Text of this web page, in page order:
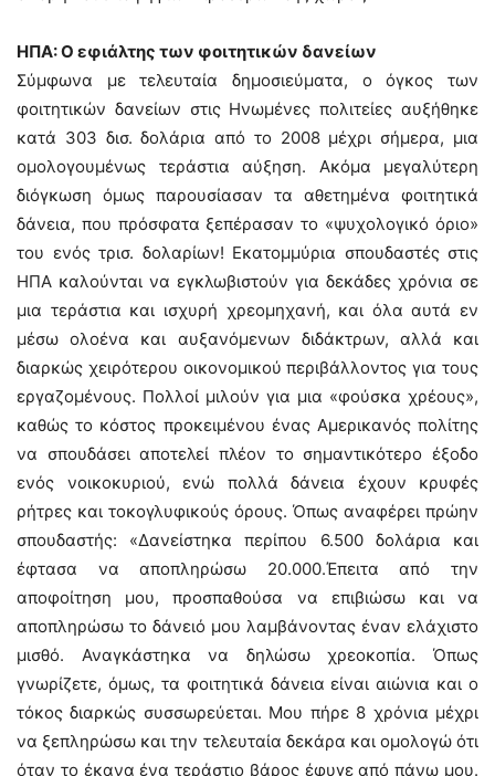
ΗΠΑ: Ο εφιάλτης των φοιτητικών δανείων
Σύμφωνα με τελευταία δημοσιεύματα, ο όγκος των
φοιτητικών δανείων στις Ηνωμένες πολιτείες αυξήθηκε
κατά 303 δισ. δολάρια από το 2008 μέχρι σήμερα, μια
ομολογουμένως τεράστια αύξηση. Ακόμα μεγαλύτερη
διόγκωση όμως παρουσίασαν τα αθετημένα φοιτητικά
δάνεια, που πρόσφατα ξεπέρασαν το «ψυχολογικό όριο»
του ενός τρισ. δολαρίων! Εκατομμύρια σπουδαστές στις
ΗΠΑ καλούνται να εγκλωβιστούν για δεκάδες χρόνια σε
μια τεράστια και ισχυρή χρεομηχανή, και όλα αυτά εν
μέσω ολοένα και αυξανόμενων διδάκτρων, αλλά και
διαρκώς χειρότερου οικονομικού περιβάλλοντος για τους
εργαζομένους. Πολλοί μιλούν για μια «φούσκα χρέους»,
καθώς το κόστος προκειμένου ένας Αμερικανός πολίτης
να σπουδάσει αποτελεί πλέον το σημαντικότερο έξοδο
ενός νοικοκυριού, ενώ πολλά δάνεια έχουν κρυφές
ρήτρες και τοκογλυφικούς όρους. Όπως αναφέρει πρώην
σπουδαστής: «Δανείστηκα περίπου 6.500 δολάρια και
έφτασα να αποπληρώσω 20.000.Έπειτα από την
αποφοίτηση μου, προσπαθούσα να επιβιώσω και να
αποπληρώσω το δάνειό μου λαμβάνοντας έναν ελάχιστο
μισθό. Αναγκάστηκα να δηλώσω χρεοκοπία. Όπως
γνωρίζετε, όμως, τα φοιτητικά δάνεια είναι αιώνια και ο
τόκος διαρκώς συσσωρεύεται. Μου πήρε 8 χρόνια μέχρι
να ξεπληρώσω και την τελευταία δεκάρα και ομολογώ ότι
όταν το έκανα ένα τεράστιο βάρος έφυγε από πάνω μου.